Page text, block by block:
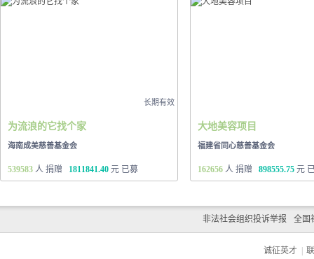
长期有效
为流浪的它找个家
海南成美慈善基金会
539583 人 捐赠 1811841.40 元 已募
大地美容项目
福建省同心慈善基金会
162656 人 捐赠 898555.75 元
非法社会组织投诉举报 全国
诚征英才